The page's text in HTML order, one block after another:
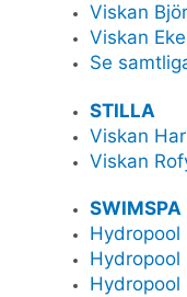
Viskan
Viskan
Se
STILLA
Viskan
Viskan
SWIMSPA
Hydropool
Hydropool
Hydropool